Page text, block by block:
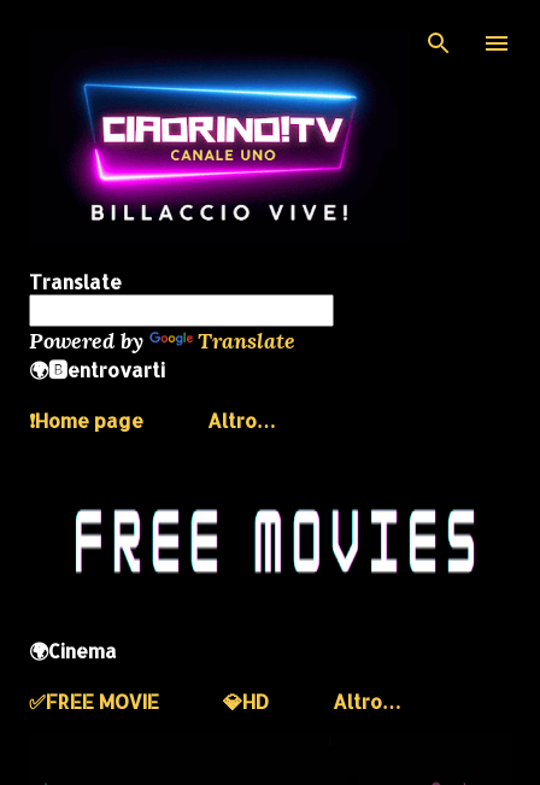
Translate
Powered by Translate
🌍🅱️entrovarti
❗️Home page
Altro…
🌍Cinema
✅️FREE MOVIE
💎HD Altro…